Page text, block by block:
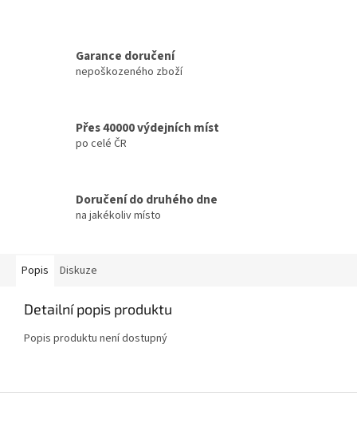
Garance doručení
nepoškozeného zboží
Přes 40000 výdejních míst
po celé ČR
Doručení do druhého dne
na jakékoliv místo
Popis Diskuze
Detailní popis produktu
Popis produktu není dostupný